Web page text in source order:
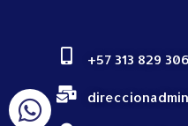
+57 313 829